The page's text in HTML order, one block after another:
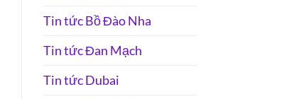
Tin tức Bồ Đào Nha
Tin tức Đan Mạch
Tin tức Dubai